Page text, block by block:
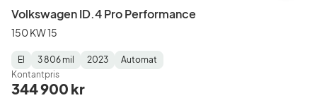
Volkswagen ID.4 Pro Performance
150 KW 15
Fuel
Type:
El
Mätarställning :
3 806 mil
Model
Year:
2023
Gearbox
Type:
Automat
Kontantpris
344 900 kr